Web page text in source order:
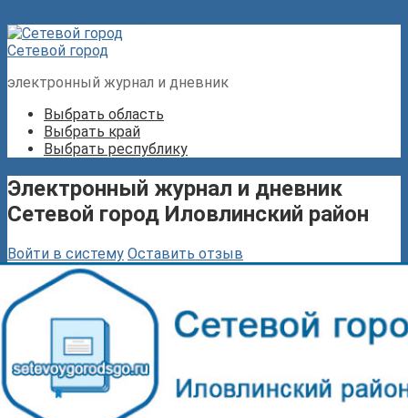
Сетевой город
электронный журнал и дневник
Выбрать область
Выбрать край
Выбрать республику
Электронный журнал и дневник
Сетевой город Иловлинский район
Войти в систему Оставить отзыв